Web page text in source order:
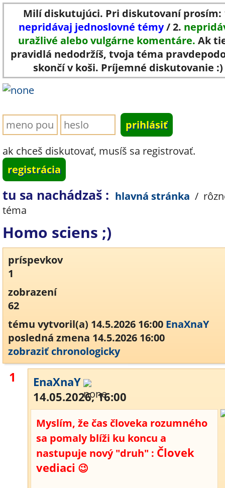
Milí diskutujúci. Pri diskutovaní prosím:
nepridávaj jednoslovné témy/ 2.
uražlivé alebo vulgárne komentáre. Ak
pravidlá nedodržíš, tvoja téma
skončí v koši. Príjemné diskutovanie :)
ak chceš diskutovať, musíš sa registrovať.
registrácia
tu sa nachádzaš : hlavná stránka /
téma
Homo sciens ;)
príspevkov
1
zobrazení
62
tému vytvoril(a) 14.5.2026 16:00 EnaXnaY
posledná zmena 14.5.2026 16:00
zobraziť chronologicky
1
EnaXnaY
14.05.2026, 16:00
Myslím, že čas človeka rozumného
sa pomaly blíži ku koncu a
nastupuje nový "druh" : Človek
vediaci 😉